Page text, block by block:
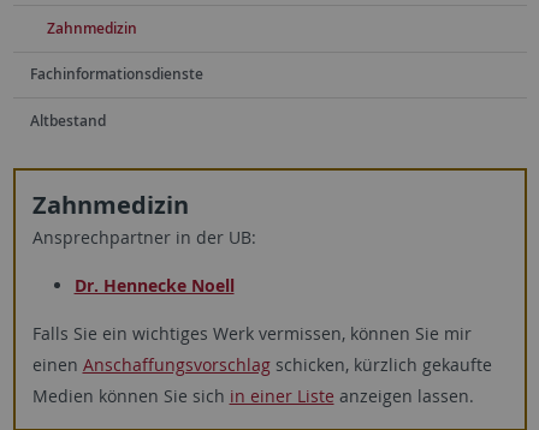
Zahnmedizin
Fachinformationsdienste
Altbestand
Zahnmedizin
Ansprechpartner in der UB:
Dr. Hennecke Noell
Falls Sie ein wichtiges Werk vermissen, können Sie mir
einen Anschaffungsvorschlagschicken, kürzlich gekaufte
Medien können Sie sich in einer Liste anzeigen lassen.